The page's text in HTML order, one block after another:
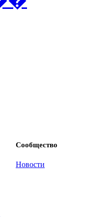
Сообщество
Новости